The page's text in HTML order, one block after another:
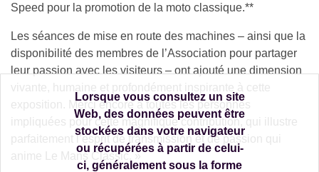
Speed pour la promotion de la moto classique.**
Les séances de mise en route des machines – ainsi que la
disponibilité des membres de l’Association pour partager
leur passion avec les visiteurs – ont ajouté une dimension
vivante, humaine et profondément inspirante à cette
exposition. Merci encore à toutes les personnes
impliquées pour cette magnifique contribution, qui illustre
parfaitement l’esprit de transmission et de passion qui
anime Le Mans Classic. »
Lorsque vous consultez un site
Web, des données peuvent être
stockées dans votre navigateur
ou récupérées à partir de celui-
ci, généralement sous la forme